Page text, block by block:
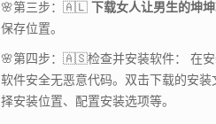
🌸第三步：🇦🇱
下载女人让男生的坤
保存位置。
🌸第四步：🇦🇸检查并安装软件： 在
软件安全无恶意代码。双击下载的安
择安装位置、配置安装选项等。